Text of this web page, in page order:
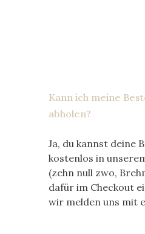
Kann ich meine
abholen?
Ja, du kannst deine
kostenlos in
(zehn null zwo,
dafür im Checkout
wir melden uns mit